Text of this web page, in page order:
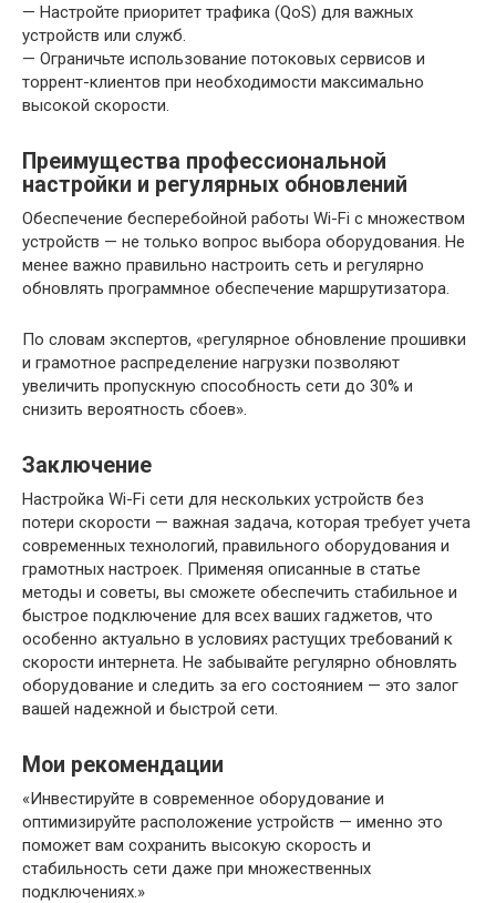
— Настройте приоритет трафика (QoS) для важных
устройств или служб.
— Ограничьте использование потоковых сервисов и
торрент-клиентов при необходимости максимально
высокой скорости.
Преимущества профессиональной
настройки и регулярных обновлений
Обеспечение бесперебойной работы Wi-Fi с множеством
устройств — не только вопрос выбора оборудования. Не
менее важно правильно настроить сеть и регулярно
обновлять программное обеспечение маршрутизатора.
По словам экспертов, «регулярное обновление прошивки
и грамотное распределение нагрузки позволяют
увеличить пропускную способность сети до 30% и
снизить вероятность сбоев».
Заключение
Настройка Wi-Fi сети для нескольких устройств без
потери скорости — важная задача, которая требует учета
современных технологий, правильного оборудования и
грамотных настроек. Применяя описанные в статье
методы и советы, вы сможете обеспечить стабильное и
быстрое подключение для всех ваших гаджетов, что
особенно актуально в условиях растущих требований к
скорости интернета. Не забывайте регулярно обновлять
оборудование и следить за его состоянием — это залог
вашей надежной и быстрой сети.
Мои рекомендации
«Инвестируйте в современное оборудование и
оптимизируйте расположение устройств — именно это
поможет вам сохранить высокую скорость и
стабильность сети даже при множественных
подключениях.»